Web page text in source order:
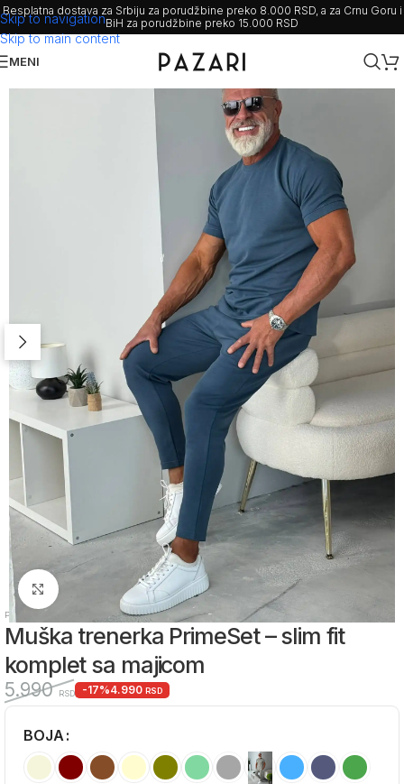
Skip to navigation
Skip to main content
Besplatna dostava za Srbiju za porudžbine preko 8.000 RSD, a za Crnu Goru i
BiH za porudžbine preko 15.000 RSD
MENI
Zumiraj sliku
Početna Muške komplet trenerke
Muška trenerka PrimeSet – slim fit
komplet sa majicom
5.990RSD -17%4.990 RSD
BOJA
Alternative: